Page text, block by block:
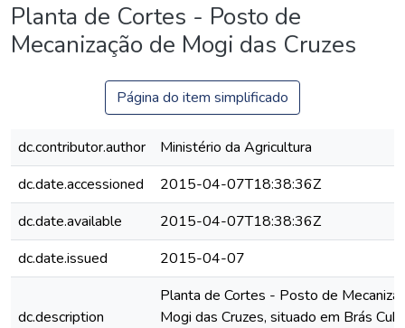
Estatísticas
Planta de Cortes - Posto de
Mecanização de Mogi das Cruzes
Página do item simplificado
dc.contributor.author
Ministério da Agricultura
dc.date.accessioned
2015-04-07T18:38:36Z
dc.date.available
2015-04-07T18:38:36Z
dc.date.issued
2015-04-07
dc.description
Planta de Cortes - Posto de
Mogi das Cruzes, situado em Brás